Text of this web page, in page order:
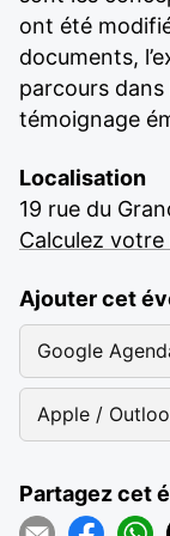
ont été
documents,
parcours
témoignage
Localisation
19 rue du
Calculez
Ajouter cet
Google
Apple /
Partagez cet